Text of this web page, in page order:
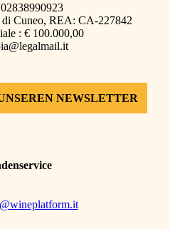
di Cuneo, REA: CA-227842
: € 100.000,00
NEWSLETTER